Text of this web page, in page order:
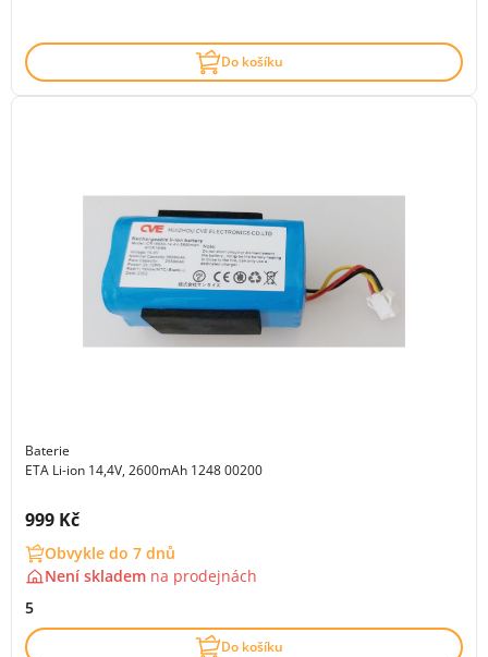
Do košíku
Baterie
ETA Li-ion 14,4V, 2600mAh 1248 00200
Cena s DPH:
999 Kč
Obvykle do 7 dnů
Není skladem na prodejnách
5
Do košíku